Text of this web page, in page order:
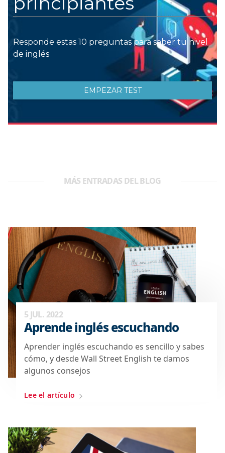
MÁS ENTRADAS DEL BLOG
5 JUL. 2022
Aprende inglés escuchando
Aprender inglés escuchando es sencillo y sabes
cómo, y desde Wall Street English te damos
algunos consejos
Lee el artículo